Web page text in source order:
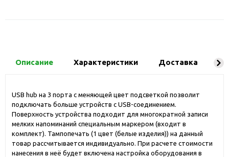
Описание Характеристики Доставка
USB hub на 3 порта с меняющей цвет подсветкой позволит
подключать больше устройств с USB-соединением.
Поверхность устройства подходит для многократной записи
мелких напоминаний специальным маркером (входит в
комплект). Тампопечать (1 цвет (белые изделия)) на данный
товар рассчитывается индивидуально. При расчете стоимости
нанесения в неё будет включена настройка оборудования в